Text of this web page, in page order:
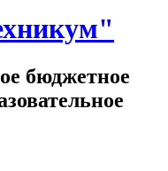
бюджетное